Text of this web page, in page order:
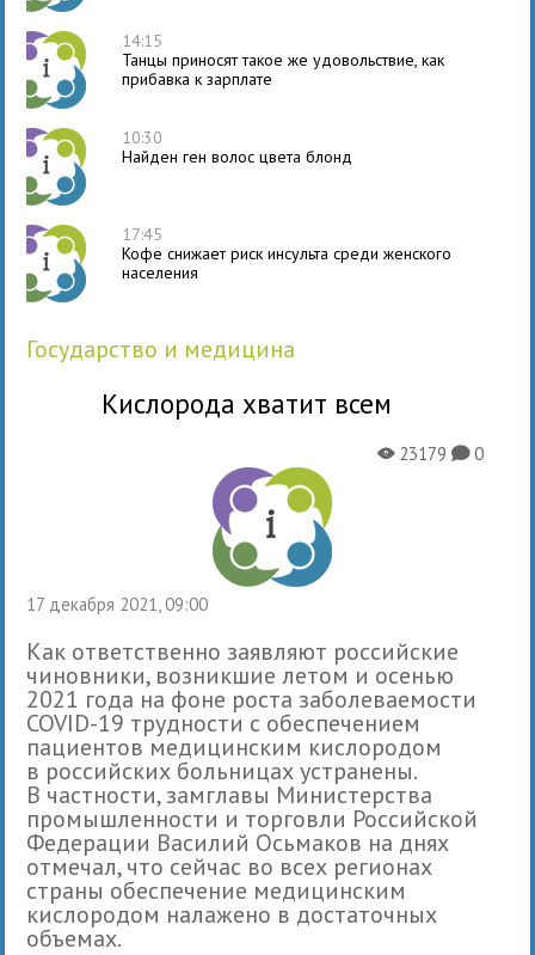
14:15
Танцы приносят такое же удовольствие, как
прибавка к зарплате
10:30
Найден ген волос цвета блонд
17:45
Кофе снижает риск инсульта среди женского
населения
государство и медицина
Кислорода хватит всем
17 декабря 2021, 09:00
X23179K0
Как ответственно заявляют российские
чиновники, возникшие летом и осенью
2021 года на фоне роста заболеваемости
COVID-19 трудности с обеспечением
пациентов медицинским кислородом
в российских больницах устранены.
В частности, замглавы Министерства
промышленности и торговли Российской
Федерации Василий Осьмаков на днях
отмечал, что сейчас во всех регионах
страны обеспечение медицинским
кислородом налажено в достаточных
объемах.